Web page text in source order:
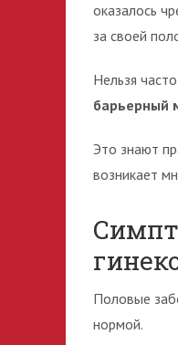
оказалось
за своей
Нельзя
барьерный
Это знают
возникает
Половые
нормой.